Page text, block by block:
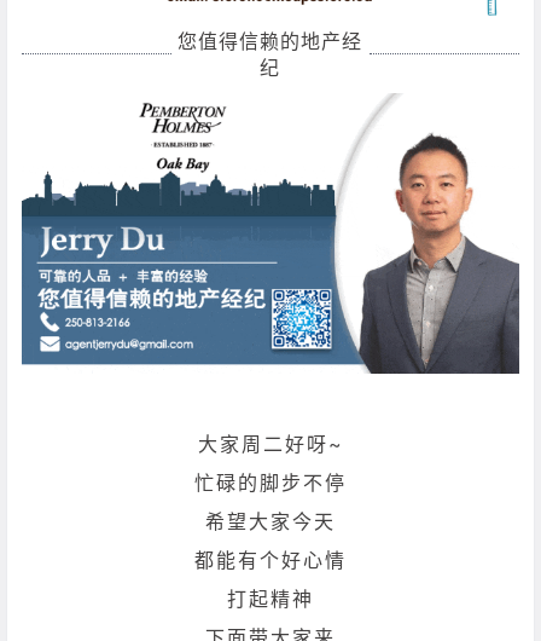
您值得信赖的地产经
纪
大家周二好呀~
忙碌的脚步不停
希望大家今天
都能有个好心情
打起精神